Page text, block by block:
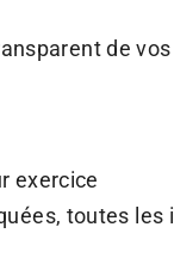
de
exercice
toutes